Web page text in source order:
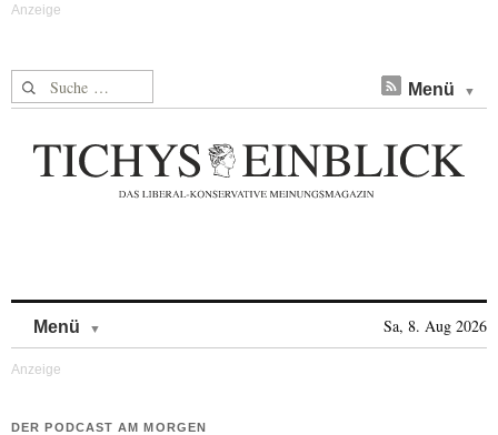
Suche nach: Menü
Menü Sa, 8. Aug 2026
DER PODCAST AM MORGEN